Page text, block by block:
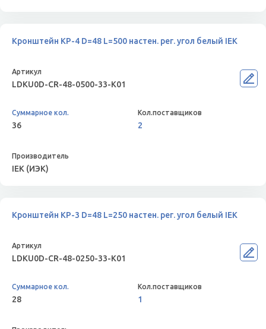
Кронштейн КР-4 D=48 L=500 настен. рег. угол белый IEK
LDKU0D-CR-48-0500-33-K01
36 2
IEK (ИЭК)
Кронштейн КР-3 D=48 L=250 настен. рег. угол белый IEK
LDKU0D-CR-48-0250-33-K01
28 1